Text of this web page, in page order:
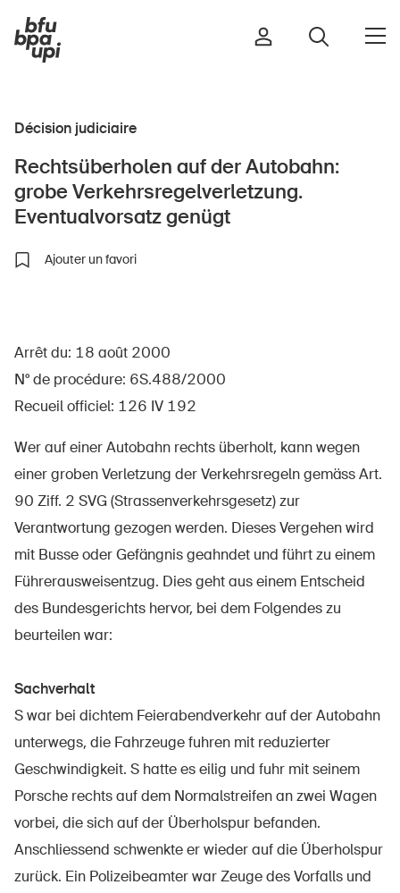
Sport et activité physique
Maison et jardin
Bâtiments et installations
À propos du BPA
Médias
Sinus Plus
Campagnes
Commander et télécharger
Cours et événements
Aspects juridiques
Délégués à la sécurité et communes
Décision judiciaire
Rechtsüberholen auf der Autobahn:
grobe Verkehrsregelverletzung.
Eventualvorsatz genügt
Ajouter un favori
Arrêt du: 18 août 2000
N° de procédure: 6S.488/2000
Recueil officiel: 126 IV 192
Wer auf einer Autobahn rechts überholt, kann wegen
einer groben Verletzung der Verkehrsregeln gemäss Art.
90 Ziff. 2 SVG (Strassenverkehrsgesetz) zur
Verantwortung gezogen werden. Dieses Vergehen wird
mit Busse oder Gefängnis geahndet und führt zu einem
Führerausweisentzug. Dies geht aus einem Entscheid
des Bundesgerichts hervor, bei dem Folgendes zu
beurteilen war:
Sachverhalt
S war bei dichtem Feierabendverkehr auf der Autobahn
unterwegs, die Fahrzeuge fuhren mit reduzierter
Geschwindigkeit. S hatte es eilig und fuhr mit seinem
Porsche rechts auf dem Normalstreifen an zwei Wagen
vorbei, die sich auf der Überholspur befanden.
Anschliessend schwenkte er wieder auf die Überholspur
zurück. Ein Polizeibeamter war Zeuge des Vorfalls und